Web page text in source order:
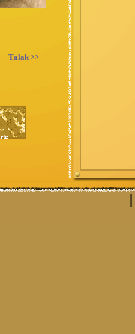
Tālāk >>